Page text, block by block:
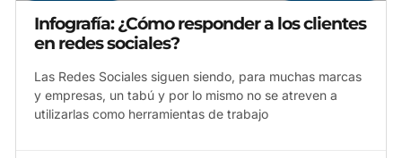
Infografía: ¿Cómo responder a los clientes
en redes sociales?
Las Redes Sociales siguen siendo, para muchas marcas
y empresas, un tabú y por lo mismo no se atreven a
utilizarlas como herramientas de trabajo